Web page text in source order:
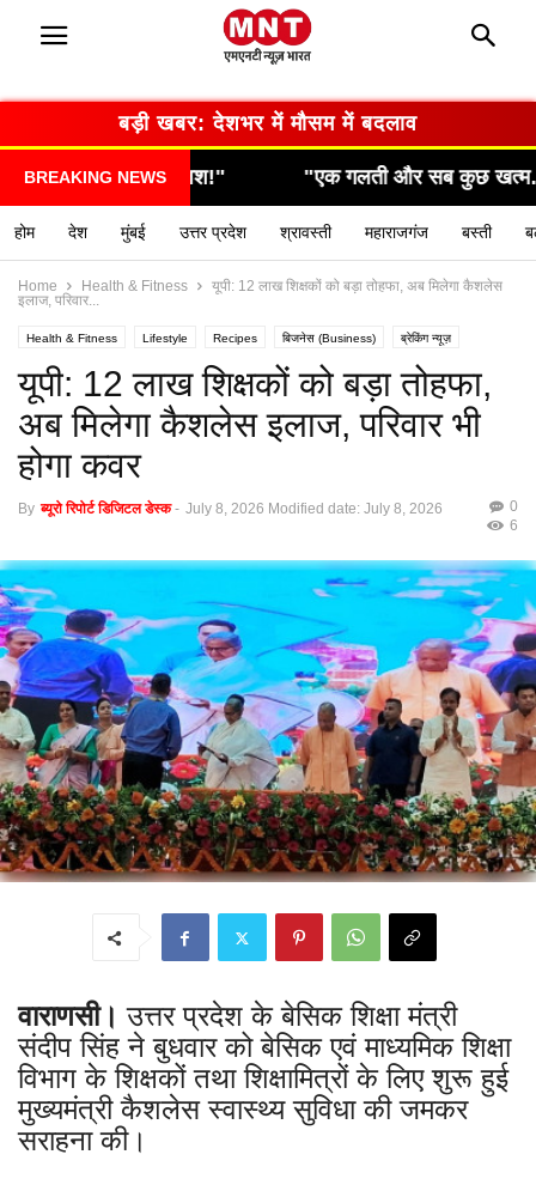
बड़ी खबर: सरकार का बड़ा फैसला
BREAKING NEWS
गलती और सब कुछ खत्म… देखिए कैसे हुआ हादसा!"
होम देश मुंबई उत्तर प्रदेश श्रावस्ती महाराजगंज बस्ती
Home Health & Fitness
यूपी: 12 लाख शिक्षकों को बड़ा तोहफा, अब मिलेगा कैशलेस
इलाज, परिवार...
Health & Fitness Lifestyle Recipes बिजनेस (Business) ब्रेकिंग न्यूज़
मनोरंजन (Entertainment) राशिफल / ज्योतिष स्वास्थ्य (Health)
यूपी: 12 लाख शिक्षकों को बड़ा तोहफा,
अब मिलेगा कैशलेस इलाज, परिवार भी
होगा कवर
By ब्यूरो रिपोर्ट डिजिटल डेस्क - July 8, 2026 Modified date: July 8, 2026
0
6
वाराणसी।उत्तर प्रदेश के बेसिक शिक्षा मंत्री
संदीप सिंह ने बुधवार को बेसिक एवं माध्यमिक शिक्षा
विभाग के शिक्षकों तथा शिक्षामित्रों के लिए शुरू हुई
मुख्यमंत्री कैशलेस स्वास्थ्य सुविधा की जमकर
सराहना की।